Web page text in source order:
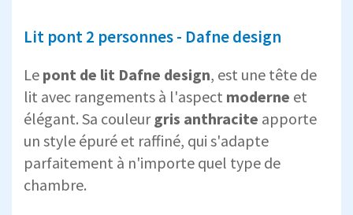
Lit pont 2 personnes - Dafne design
Le pont de lit Dafne design, est une tête de
lit avec rangements à l'aspect moderne et
élégant. Sa couleur gris anthracite apporte
un style épuré et raffiné, qui s'adapte
parfaitement à n'importe quel type de
chambre.